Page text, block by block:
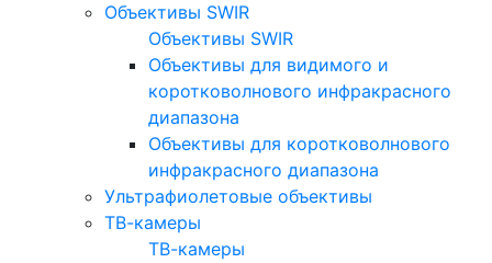
Объективы SWIR
Объективы SWIR
Объективы для видимого и
коротковолнового инфракрасного
диапазона
Объективы для коротковолнового
инфракрасного диапазона
Ультрафиолетовые объективы
ТВ-камеры
ТВ-камеры